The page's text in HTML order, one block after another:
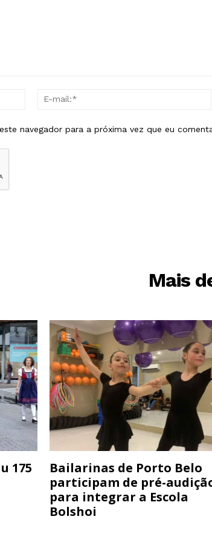
Nome:*
navegador para a próxima vez que eu
Mais
175
Bailarinas de Porto Belo
participam de pré-
para integrar a Escola
Bolshoi